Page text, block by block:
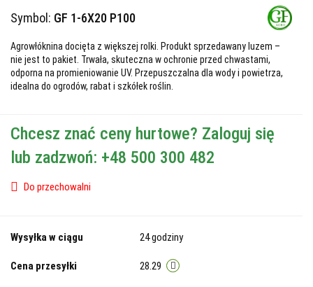
Symbol: GF 1-6X20 P100
Agrowłóknina docięta z większej rolki. Produkt sprzedawany luzem –
nie jest to pakiet. Trwała, skuteczna w ochronie przed chwastami,
odporna na promieniowanie UV. Przepuszczalna dla wody i powietrza,
idealna do ogrodów, rabat i szkółek roślin.
Chcesz znać ceny hurtowe? Zaloguj się
lub zadzwoń: +48 500 300 482
Do przechowalni
Wysyłka w ciągu 24 godziny
Cena przesyłki 28.29